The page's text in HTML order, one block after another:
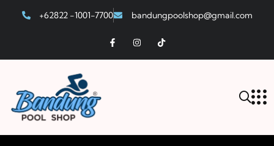
+62822 -1001-7700 bandungpoolshop@gmail.com